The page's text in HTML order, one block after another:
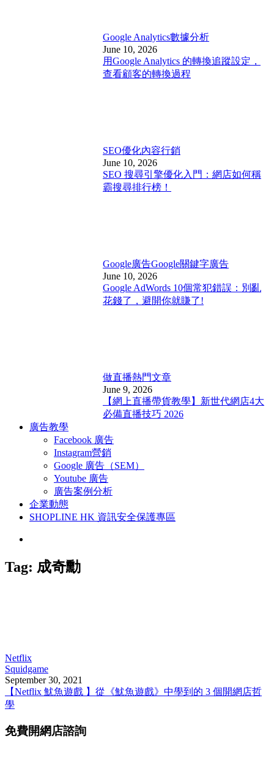
Google Analytics數據分析
June 10, 2026
用Google Analytics 的轉換追蹤設定，
查看顧客的轉換過程
SEO優化內容行銷
June 10, 2026
SEO 搜尋引擎優化入門：網店如何稱
霸搜尋排行榜！
Google廣告Google關鍵字廣告
June 10, 2026
Google AdWords 10個常犯錯誤：別亂
花錢了，避開你就賺了!
做直播熱門文章
June 9, 2026
【網上直播帶貨教學】新世代網店4大
必備直播技巧 2026
廣告教學
Facebook 廣告
Instagram營銷
Google 廣告（SEM）
Youtube 廣告
廣告案例分析
企業動態
SHOPLINE HK 資訊安全保護專區
Tag: 成奇勳
Netflix
Squidgame
September 30, 2021
【Netflix 魷魚遊戲 】從《魷魚遊戲》中學到的 3 個開網店哲
學
免費開網店諮詢